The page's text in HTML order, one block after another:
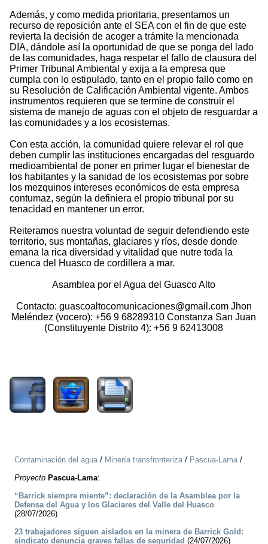
Además, y como medida prioritaria, presentamos un
recurso de reposición ante el SEA con el fin de que este
revierta la decisión de acoger a trámite la mencionada
DIA, dándole así la oportunidad de que se ponga del lado
de las comunidades, haga respetar el fallo de clausura del
Primer Tribunal Ambiental y exija a la empresa que
cumpla con lo estipulado, tanto en el propio fallo como en
su Resolución de Calificación Ambiental vigente. Ambos
instrumentos requieren que se termine de construir el
sistema de manejo de aguas con el objeto de resguardar a
las comunidades y a los ecosistemas.
Con esta acción, la comunidad quiere relevar el rol que
deben cumplir las instituciones encargadas del resguardo
medioambiental de poner en primer lugar el bienestar de
los habitantes y la sanidad de los ecosistemas por sobre
los mezquinos intereses económicos de esta empresa
contumaz, según la definiera el propio tribunal por su
tenacidad en mantener un error.
Reiteramos nuestra voluntad de seguir defendiendo este
territorio, sus montañas, glaciares y ríos, desde donde
emana la rica diversidad y vitalidad que nutre toda la
cuenca del Huasco de cordillera a mar.
Asamblea por el Agua del Guasco Alto
Contacto: guascoaltocomunicaciones@gmail.com Jhon
Meléndez (vocero): +56 9 68289310 Constanza San Juan
(Constituyente Distrito 4): +56 9 62413008
Contaminación del agua/ Minería transfronteriza/ Pascua-Lama/
Proyecto Pascua-Lama:
“Barrick siempre miente”: declaración de la Asamblea por la
Defensa del Agua y los Glaciares del Valle del Huasco
(28/07/2026)
23 trabajadores siguen aislados en la minera de Barrick Gold:
sindicato denuncia graves fallas de seguridad (24/07/2026)